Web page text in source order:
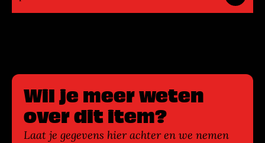
Wil je meer weten
over dit item?
Laat je gegevens hier achter en we nemen